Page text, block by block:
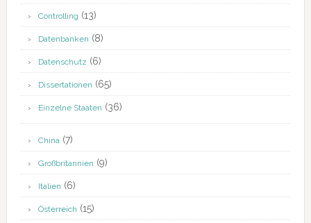
Controlling (13)
Datenbanken (8)
Datenschutz (6)
Dissertationen (65)
Einzelne Staaten (36)
China(7)
Großbritannien (9)
Italien (6)
Österreich (15)